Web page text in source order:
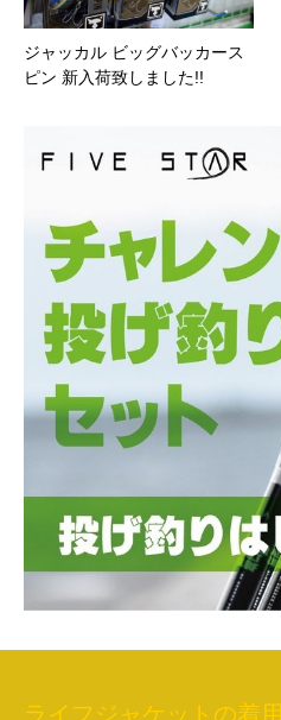
ジャッカル ビッグバッカース
ピン 新入荷致しました!!
ライフジャケットの着用